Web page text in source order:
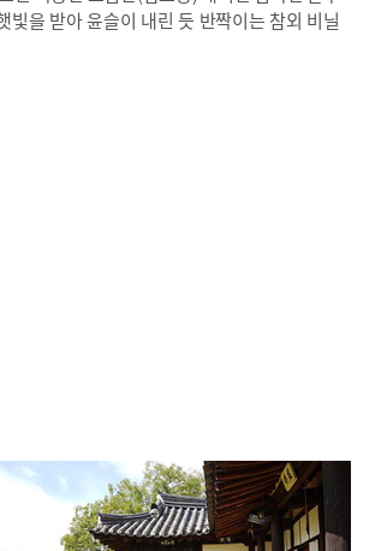
을 받아 윤슬이 내린 듯 반짝이는 참외 비닐